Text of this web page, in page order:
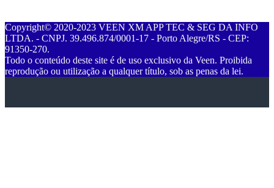
Copyright© 2020-2023 VEEN XM APP TEC & SEG DA INFO
LTDA. - CNPJ. 39.496.874/0001-17 - Porto Alegre/RS - CEP:
91350-270.
Todo o conteúdo deste site é de uso exclusivo da Veen. Proibida
reprodução ou utilização a qualquer título, sob as penas da lei.